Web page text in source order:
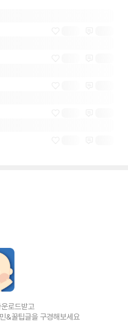
로드받고
&꿀팁글을 구경해보세요